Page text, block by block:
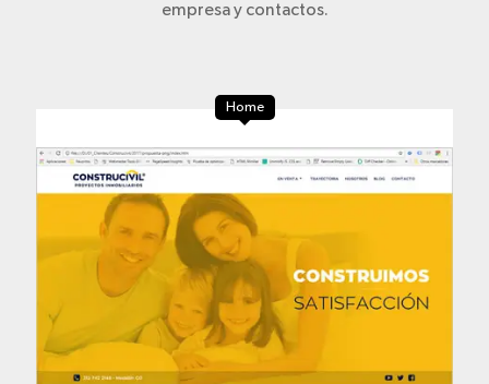
empresa y contactos.
Home